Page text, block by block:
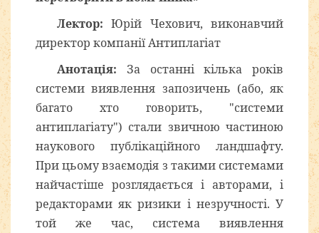
Лектор: Юрій Чехович, виконавчий
директор компанії Антиплагіат
Анотація: За останні кілька років
системи виявлення запозичень (або, як
багато хто говорить, "системи
антиплагіату") стали звичною частиною
наукового публікаційного ландшафту.
При цьому взаємодія з такими системами
найчастіше розглядається і авторами, і
редакторами як ризики і незручності. У
той же час, система виявлення